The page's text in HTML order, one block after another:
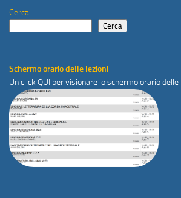
Cerca
Cerca
Schermo orario delle lezioni
Un click QUI per visionare lo schermo orario delle